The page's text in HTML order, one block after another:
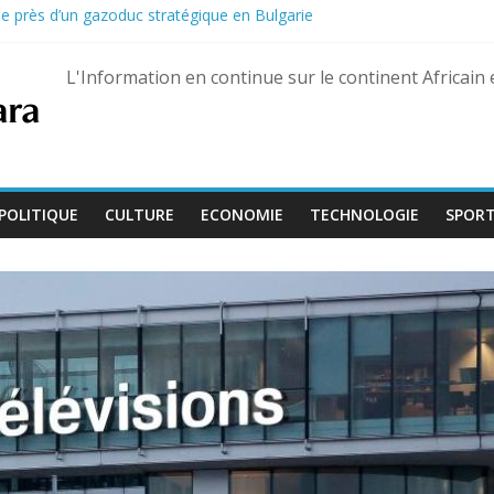
près d’un gazoduc stratégique en Bulgarie
président « Tigre » qui promet une guerre sans merci au
s’écrase dans l’Utah : deux pilotes tués
retour sur le devant de la scène politique
L'Information en continue sur le continent Africain
POLITIQUE CULTURE ECONOMIE TECHNOLOGIE